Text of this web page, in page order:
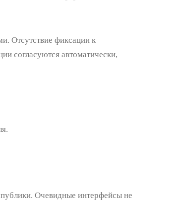
Отсутствие фиксации к
согласуются автоматически,
Очевидные интерфейсы не